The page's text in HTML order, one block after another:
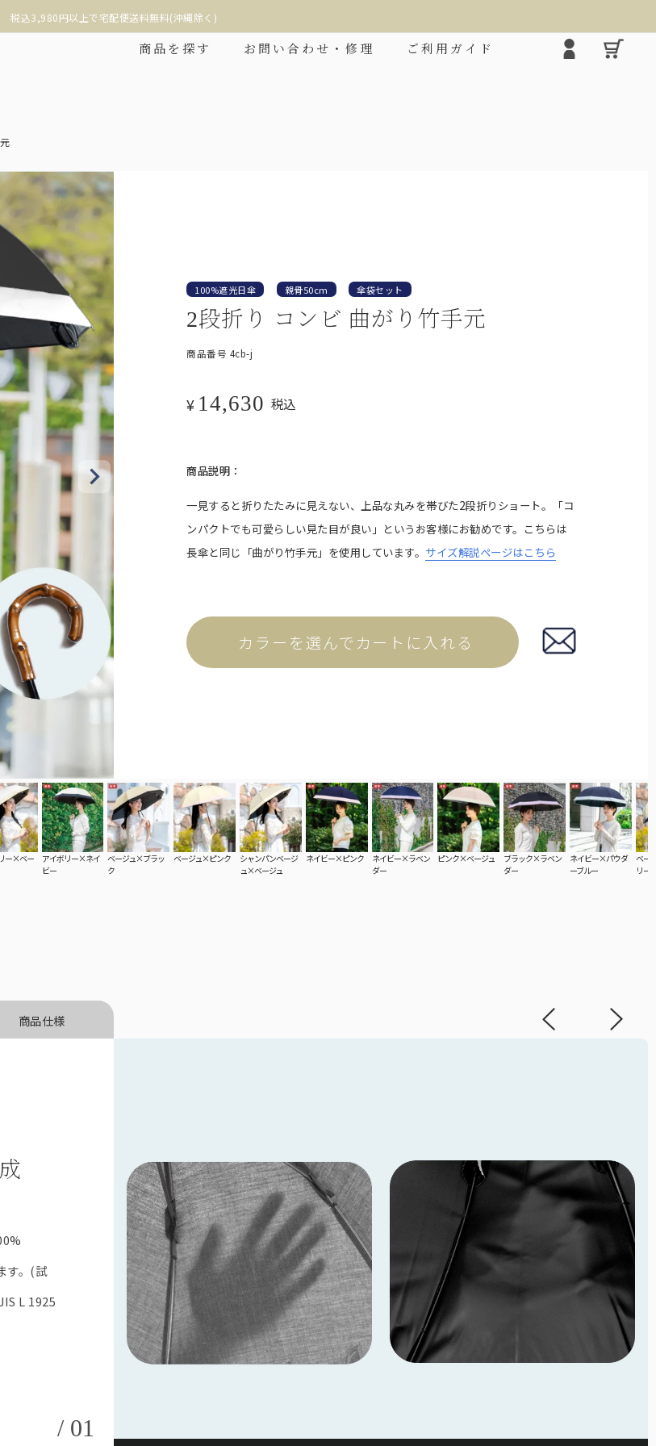
税込3,980円以上で宅配便送料無料(沖縄除く)
商品を探す お問い合わせ・修理 ご利用ガイド
もコンパク
折りたたみ日傘に見えない、丸くて美しいシルエ
ット。
み日傘の特
ワンタッチで瞬時に開閉可能。 折りたたみ日傘用の傘袋です。
ー×ベー
アイボリー×ネイ
ビー
ベージュ×ブラッ
ク
ベージュ×ピンク
シャンパンベージ
ュ×ベージュ
ネイビー×ピンク
ネイビー×ラベン
ダー
ピンク×ベージュ
ブラック×ラベン
ダー
ネイビー×パウダ
ーブルー
ベー
リー
100%遮光日傘 親骨50cm 傘袋セット
2段折り コンビ 曲がり竹手元
商品番号 4cb-j
¥ 14,630 税込
商品説明：
一見すると折りたたみに見えない、上品な丸みを帯びた2段折りショート。「コ
ンパクトでも可愛らしい見た目が良い」というお客様にお勧めです。こちらは
長傘と同じ「曲がり竹手元」を使用しています。 サイズ解説ページはこちら
カラーを選んでカートに入れる
商品仕様
す。(試
L 1925
/ 01